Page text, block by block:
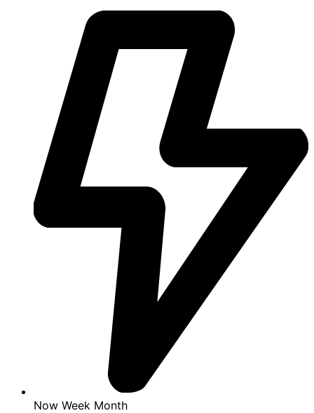
Now Week Month